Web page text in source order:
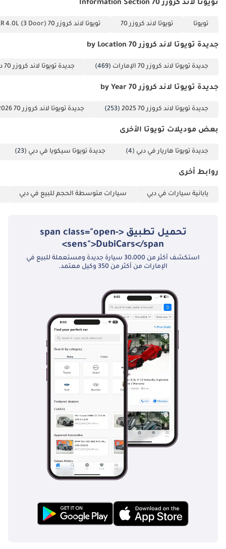
تويوتا لاند كروزر 70 Information Section
تويوتا تويوتا لاند كروزر 70 تويوتا لاند كروزر 70 VXR 4.0L (3 Door)
جديدة تويوتا لاند كروزر 70 by Location
جديدة تويوتا لاند كروزر 70 الإمارات (469) جديدة تويوتا لاند كروزر 70 دبي
جديدة تويوتا لاند كروزر 70 by Year
جديدة تويوتا لاند كروزر 70 2025 (253) جديدة تويوتا لاند كروزر 70 2026
بعض موديلات تويوتا الأخرى
جديدة تويوتا هاريار في دبي (4) جديدة تويوتا سيكويا في دبي (23)
روابط أخرى
يابانية سيارات في دبي سيارات متوسطة الحجم للبيع في دبي
تحميل تطبيق <span class="open-
sens">DubiCars</span>
استكشف أكثر من 30،000 سيارة جديدة ومستعملة للبيع في
الإمارات من أكثر من 350 وكيل معتمد.